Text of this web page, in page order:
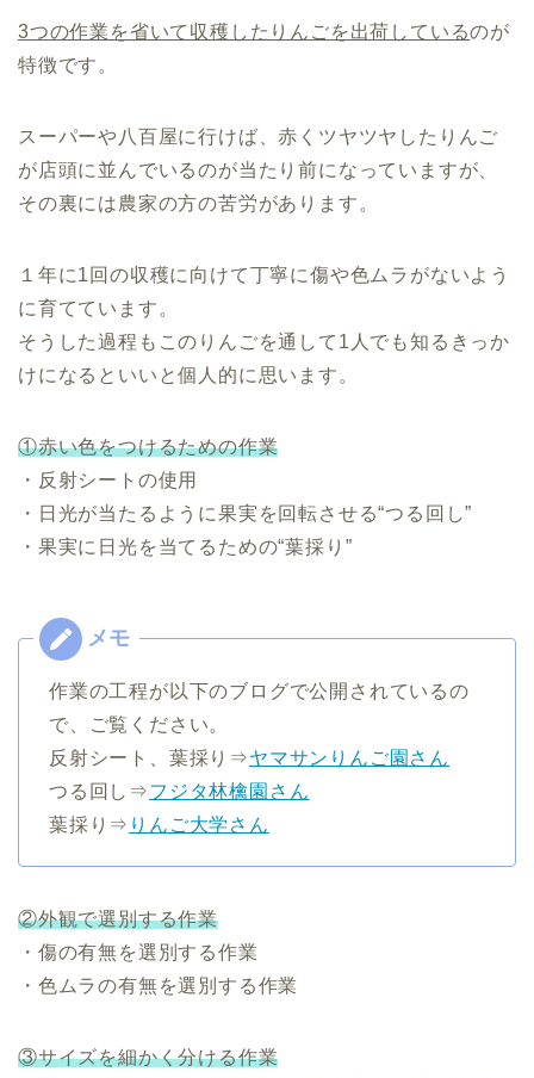
3つの作業を省いて収穫したりんごを出荷しているのが
特徴です。
スーパーや八百屋に行けば、赤くツヤツヤしたりんご
が店頭に並んでいるのが当たり前になっていますが、
その裏には農家の方の苦労があります。
１年に1回の収穫に向けて丁寧に傷や色ムラがないよう
に育てています。
そうした過程もこのりんごを通して1人でも知るきっか
けになるといいと個人的に思います。
①赤い色をつけるための作業
・反射シートの使用
・日光が当たるように果実を回転させる“つる回し”
・果実に日光を当てるための“葉採り”
作業の工程が以下のブログで公開されているの
で、ご覧ください。
反射シート、葉採り⇒ヤマサンりんご園さん
つる回し⇒フジタ林檎園さん
葉採り⇒ りんご大学さん
②外観で選別する作業
・傷の有無を選別する作業
・色ムラの有無を選別する作業
③サイズを細かく分ける作業